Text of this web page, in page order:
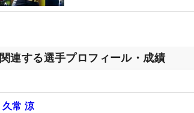
関連する選手プロフィール・成績
久常 涼